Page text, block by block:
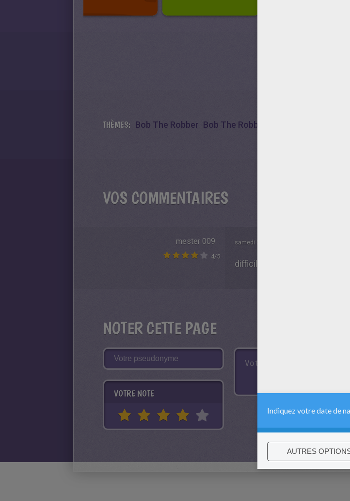
THÈMES: Bob The Robber Bob The Robber 3
VOS COMMENTAIRES
mester 009
4/5
samedi 25 Mars 2017 à 19h36
difficile sur tout les camera
NOTER CETTE PAGE
VOTRE NOTE